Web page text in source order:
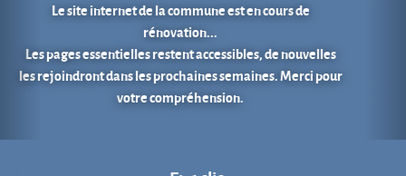
En 1 clic...